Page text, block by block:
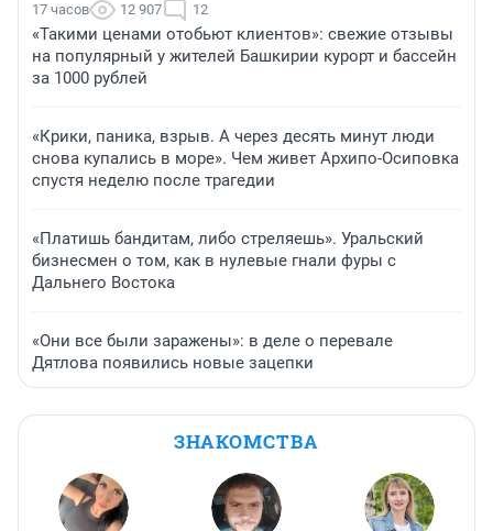
17 часов 12 907 12
«Такими ценами отобьют клиентов»: свежие отзывы
на популярный у жителей Башкирии курорт и бассейн
за 1000 рублей
«Крики, паника, взрыв. А через десять минут люди
снова купались в море». Чем живет Архипо-Осиповка
спустя неделю после трагедии
«Платишь бандитам, либо стреляешь». Уральский
бизнесмен о том, как в нулевые гнали фуры с
Дальнего Востока
«Они все были заражены»: в деле о перевале
Дятлова появились новые зацепки
ЗНАКОМСТВА